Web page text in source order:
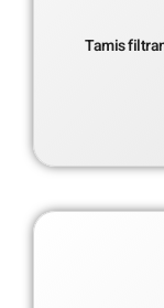
Tamis